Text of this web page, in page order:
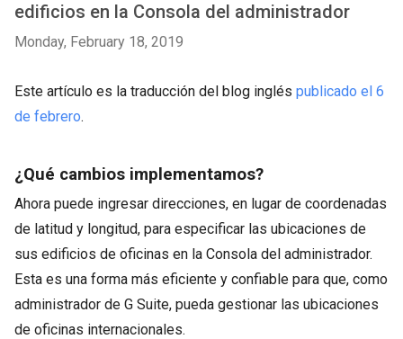
edificios en la Consola del administrador
Monday, February 18, 2019
Este artículo es la traducción del blog inglés publicado el 6
de febrero.
¿Qué cambios implementamos?
Ahora puede ingresar direcciones, en lugar de coordenadas
de latitud y longitud, para especificar las ubicaciones de
sus edificios de oficinas en la Consola del administrador.
Esta es una forma más eficiente y confiable para que, como
administrador de G Suite, pueda gestionar las ubicaciones
de oficinas internacionales.